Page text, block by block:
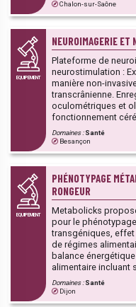
technologies de la
l’industrie du futur.
Chalon-sur-Saône
EQUIPEMENT
NEUROIMAGERIE ET
Plateforme de
neurostimulation : Exploration du cerveau chez l’homme, de
manière non-invasive. Stimulation magnétique et
transcrânienne. Enregistrements psychophysiologiques,
oculométriques et
fonctionnement
pathologiques. Expertises : mise en place de protocole,
réalisation des
d’articles.
Domaines :Santé
Besançon
EQUIPEMENT
PHÉNOTYPAGE
RONGEUR
Metabolicks
pour le
transgéniques,
de régimes
balance
alimentaire incluant sa
balance énergétique : Analyse par RMN quantitative de la
Composition
la souris ou le rat, Analyse combinée de la dépense
Domaines :Santé
Dijon